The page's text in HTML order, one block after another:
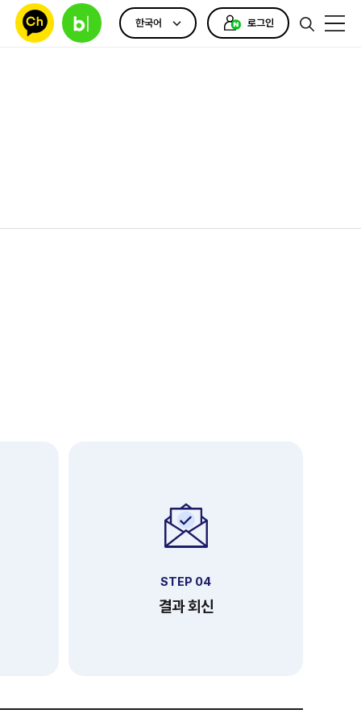
한국어 로그인
STEP 04
결과 회신